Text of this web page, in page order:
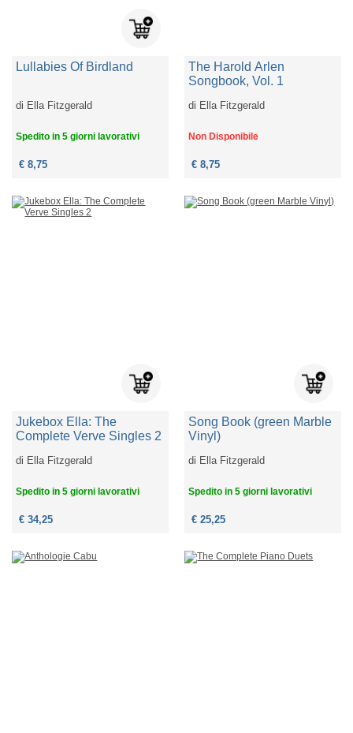
Lullabies Of Birdland
di Ella Fitzgerald
Spedito in 5 giorni lavorativi
€ 8,75
The Harold Arlen
Songbook, Vol. 1
di Ella Fitzgerald
Non Disponibile
€ 8,75
Jukebox Ella: The
Complete Verve Singles 2
di Ella Fitzgerald
Spedito in 5 giorni lavorativi
€ 34,25
Song Book (green Marble
Vinyl)
di Ella Fitzgerald
Spedito in 5 giorni lavorativi
€ 25,25